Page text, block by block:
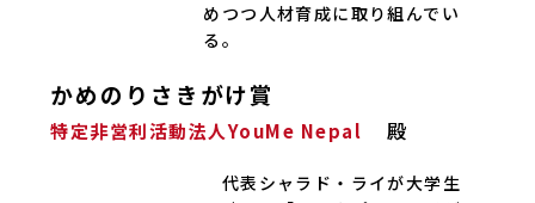
めつつ人材育成に取り組んでい
る。
かめのりさきがけ賞
特定非営利活動法人YouMe Nepal 殿
代表シャラド・ライが大学生